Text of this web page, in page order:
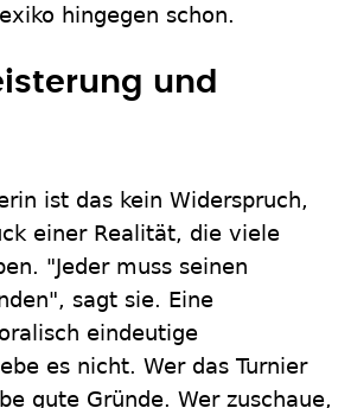
hingegen schon.
und
ist das kein Widerspruch,
einer Realität, die viele
"Jeder muss seinen
sagt sie. Eine
eindeutige
es nicht. Wer das Turnier
gute Gründe. Wer zuschaue,